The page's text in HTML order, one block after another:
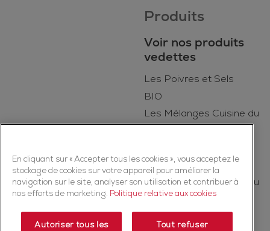
Produits
Voir nos produits
vedettes
Les Poivres et Sels
BIO
Les Mélanges Cuisine du
Les Épices
Les Mélanges Cuisine du
Monde
En cliquant sur « Accepter tous les cookies », vous acceptez le
stockage de cookies sur votre appareil pour améliorer la
navigation sur le site, analyser son utilisation et contribuer à
nos efforts de marketing. Politique relative aux cookies
Autoriser tous les Tout refuser